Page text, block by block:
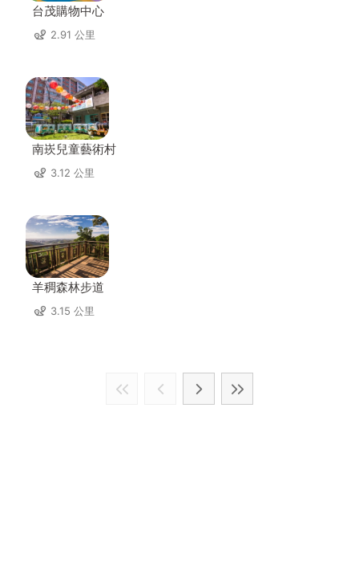
台茂購物中心
2.91 公里
南崁兒童藝術村
3.12 公里
羊稠森林步道
3.15 公里